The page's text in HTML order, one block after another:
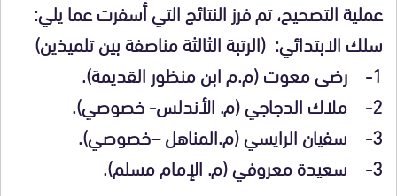
عملية التصحيح، تم فرز النتائج التي أسفرت عما يلي:
سلك الابتدائي: (الرتبة الثالثة مناصفة بين تلميذين)
1- رضى معوت (م.م ابن منظور القديمة).
2- ملاك الدجاجي (م. الأندلس- خصوصي).
3- سفيان الرايسي (م.المناهل –خصوصي).
3- سعيدة معروفي (م. الإمام مسلم).